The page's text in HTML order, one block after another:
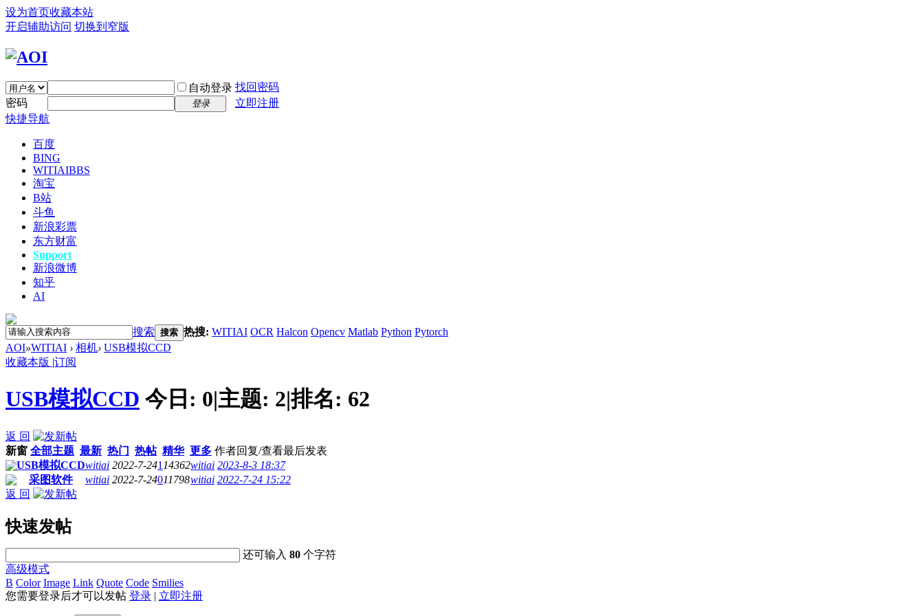
设为首页收藏本站
开启辅助访问 切换到窄版
自动登录 找回密码
密码
登录
立即注册
快捷导航
百度
BING
WITIAIBBS
淘宝
B站
斗鱼
新浪彩票
东方财富
Support
新浪微博
知乎
AI
搜索 搜索 热搜: WITIAI OCR Halcon Opencv Matlab Python Pytorch
AOI»WITIAI › 相机› USB模拟CCD
收藏本版 |订阅
USB模拟CCD 今日: 0|主题: 2|排名: 62
返 回
新窗 全部主题 最新 热门 热帖 精华 更多 作者回复/查看最后发表
USB模拟CCDwitiai 2022-7-241 14362witiai 2023-8-3 18:37
采图软件
witiai 2022-7-24011798witiai 2022-7-24 15:22
返 回
快速发帖
还可输入80 个字符
高级模式
B Color Image Link Quote Code Smilies
您需要登录后才可以发帖 登录 | 立即注册